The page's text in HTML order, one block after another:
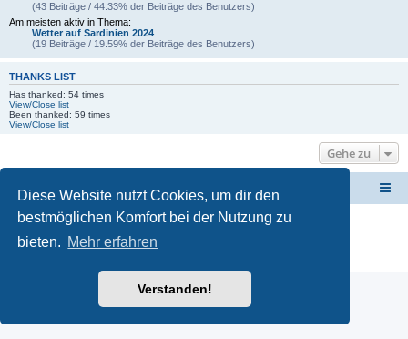
Diese Website nutzt Cookies, um dir den
bestmöglichen Komfort bei der Nutzung zu
bieten. Mehr erfahren
Verstanden!
(43 Beiträge / 44.33% der Beiträge des Benutzers)
Am meisten aktiv in Thema:
Wetter auf Sardinien 2024
(19 Beiträge / 19.59% der Beiträge des Benutzers)
THANKS LIST
Has thanked: 54 times
View/Close list
Been thanked: 59 times
View/Close list
Gehe zu
Forum Sardinien Das Forum für die wahren Freunde Sardiniens..
Powered byphpBB ® Forum Software © phpBB Limited
Deutsche Übersetzung durch